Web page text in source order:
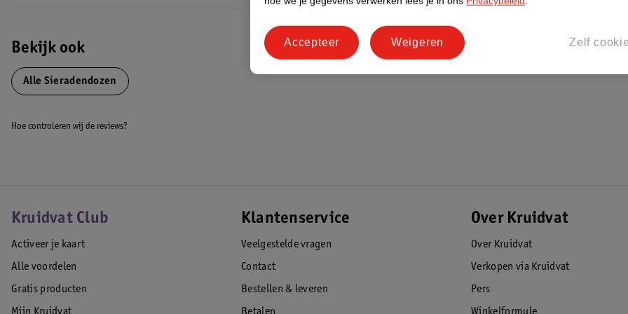
Bekijk ook
Alle Sieradendozen
Hoe controleren wij de reviews?
Kruidvat Club
Activeer je kaart
Alle voordelen
Gratis producten
Klantenservice
Veelgestelde vragen
Contact
Bestellen & leveren
Over Kruidvat
Over Kruidvat
Verkopen via Kruidvat
Pers
Zelf
Weigeren
Accepteer